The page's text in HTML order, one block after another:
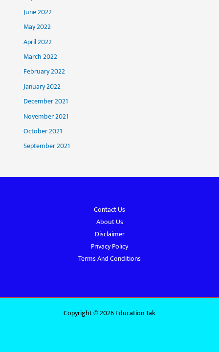
June 2022
May 2022
April 2022
March 2022
February 2022
January 2022
December 2021
November 2021
October 2021
September 2021
Contact Us
About Us
Disclaimer
Privacy Policy
Terms And Conditions
Copyright © 2026 Education Tak